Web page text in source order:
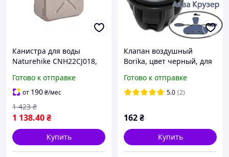
Канистра для воды
Naturehike CNH22CJ018,
sokil - выбирай
Готово к отправке
от 190₴/мес
1 138.40₴
1 423 ₴
Купить
Клапан воздушный
Borika, цвет черный, для
Готово к отправке
5.0 (2)
162₴
Купить